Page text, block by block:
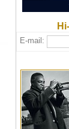
E-mail: